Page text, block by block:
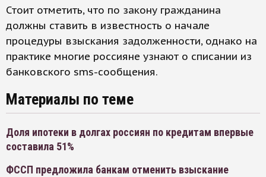
Стоит отметить, что по закону гражданина
должны ставить в известность о начале
процедуры взыскания задолженности, однако на
практике многие россияне узнают о списании из
банковского sms-сообщения.
Материалы по теме
Доля ипотеки в долгах россиян по кредитам впервые
составила 51%
ФССП предложила банкам отменить взыскание